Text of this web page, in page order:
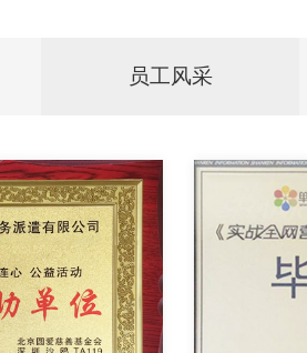
员工风采